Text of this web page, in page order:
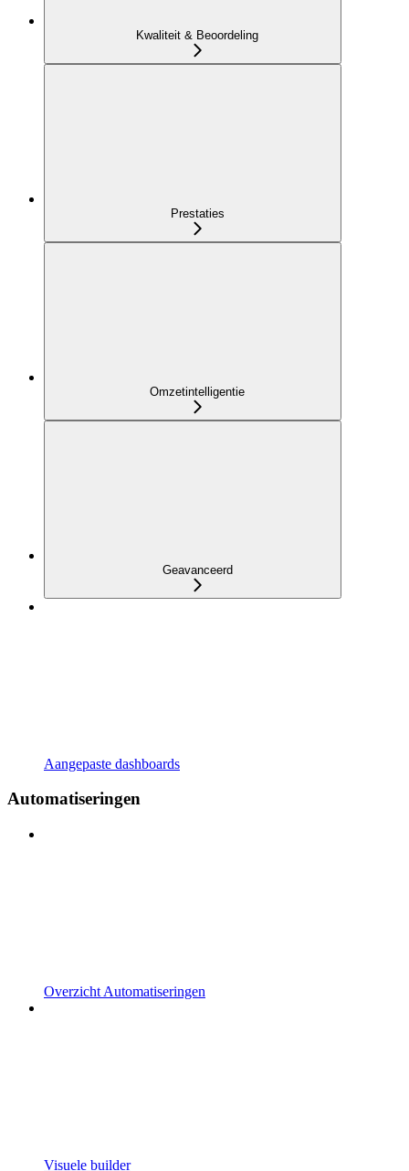
Kwaliteit & Beoordeling
Prestaties
Omzetintelligentie
Geavanceerd
Aangepaste dashboards
Automatiseringen
Overzicht Automatiseringen
Visuele builder